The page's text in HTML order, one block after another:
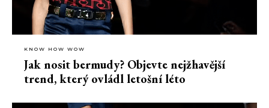
KNOW HOW WOW
Jak nosit bermudy? Objevte nejžhavější
trend, který ovládl letošní léto